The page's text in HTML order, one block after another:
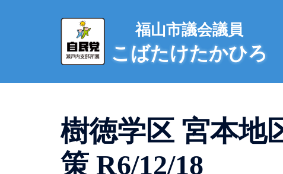
へ
福山市議会議員
こばたけたかひろ
樹徳学区 宮本地
策 R6/12/18